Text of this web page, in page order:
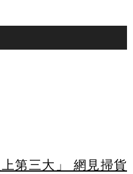
第三大」 網見掃貨